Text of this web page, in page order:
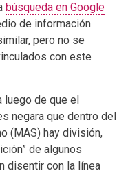
búsqueda en Google
de información
pero no se
con este
de que el
negara que dentro del
(MAS) hay división,
de algunos
disentir con la línea